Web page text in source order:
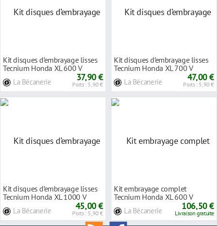
Kit disques d’embrayage lisses
Tecnium Honda XL 600 V
La Bécanerie 37,90 €
Ports : 5,90 €
Kit disques d’embrayage lisses
Tecnium Honda XL 700 V
La Bécanerie 47,00 €
Ports : 5,90 €
Kit disques d’embrayage lisses
Tecnium Honda XL 1000 V
La Bécanerie 45,00 €
Ports : 5,90 €
Kit embrayage complet
Tecnium Honda XL 600 V
La Bécanerie 106,50 €
Livraison gratuite